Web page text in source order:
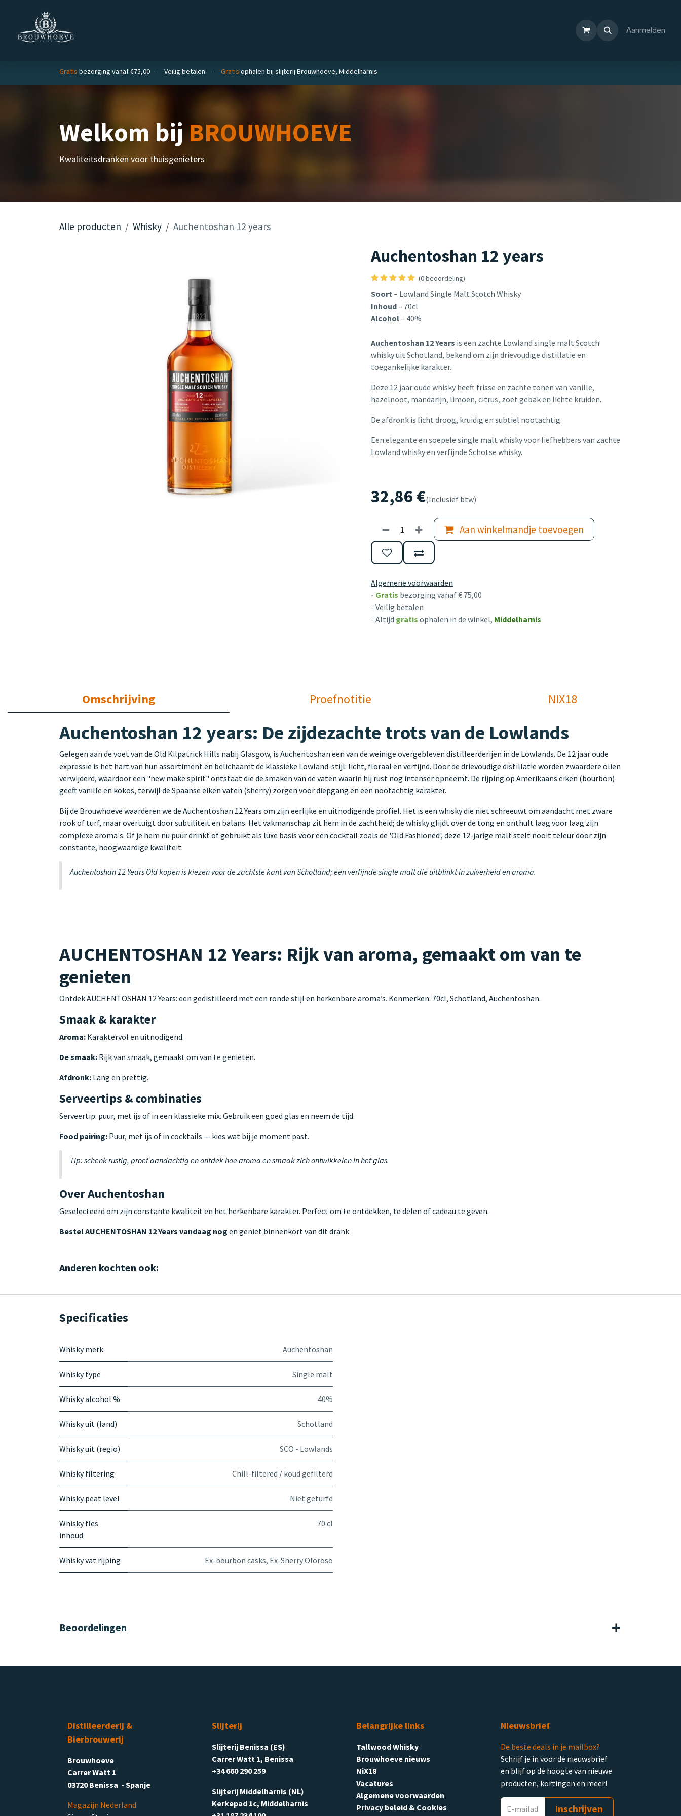
Aanmelden
Gratis bezorging vanaf €75,00 - Veilig betalen - Gratis ophalen bij slijterij Brouwhoeve, Middelharnis
Welkom bijBROUWHOEVE
Kwaliteitsdranken voor thuisgenieters
Alle producten Whisky Auchentoshan 12 years
Auchentoshan 12 years
(0 beoordeling)
Soort– Lowland Single Malt Scotch Whisky
Inhoud– 70cl
Alcohol– 40%
Auchentoshan 12 Years is een zachte Lowland single malt Scotch
whisky uit Schotland, bekend om zijn drievoudige distillatie en
toegankelijke karakter.
Deze 12 jaar oude whisky heeft frisse en zachte tonen van vanille,
hazelnoot, mandarijn, limoen, citrus, zoet gebak en lichte kruiden.
De afdronk is licht droog, kruidig en subtiel nootachtig.
Een elegante en soepele single malt whisky voor liefhebbers van zachte
Lowland whisky en verfijnde Schotse whisky.
32,86 €(Inclusief btw)
Aan winkelmandje toevoegen
Algemene voorwaarden
- Gratis bezorging vanaf € 75,00
- Veilig betalen
- Altijd gratis ophalen in de winkel, Middelharnis
Omschrijving Proefnotitie NIX18
Auchentoshan 12 years: De zijdezachte trots van de Lowlands
Gelegen aan de voet van de Old Kilpatrick Hills nabij Glasgow, is Auchentoshan een van de weinige overgebleven distilleerderijen in de Lowlands. De 12 jaar oude
expressie is het hart van hun assortiment en belichaamt de klassieke Lowland-stijl: licht, floraal en verfijnd. Door de drievoudige distillatie worden zwaardere oliën
verwijderd, waardoor een "new make spirit" ontstaat die de smaken van de vaten waarin hij rust nog intenser opneemt. De rijping op Amerikaans eiken (bourbon)
geeft vanille en kokos, terwijl de Spaanse eiken vaten (sherry) zorgen voor diepgang en een nootachtig karakter.
Bij de Brouwhoeve waarderen we de Auchentoshan 12 Years om zijn eerlijke en uitnodigende profiel. Het is een whisky die niet schreeuwt om aandacht met zware
rook of turf, maar overtuigt door subtiliteit en balans. Het vakmanschap zit hem in de zachtheid; de whisky glijdt over de tong en onthult laag voor laag zijn
complexe aroma's. Of je hem nu puur drinkt of gebruikt als luxe basis voor een cocktail zoals de 'Old Fashioned', deze 12-jarige malt stelt nooit teleur door zijn
constante, hoogwaardige kwaliteit.
Auchentoshan 12 Years Old kopen is kiezen voor de zachtste kant van Schotland; een verfijnde single malt die uitblinkt in zuiverheid en aroma.
AUCHENTOSHAN 12 Years: Rijk van aroma, gemaakt om van te
genieten
Ontdek AUCHENTOSHAN 12 Years: een gedistilleerd met een ronde stijl en herkenbare aroma’s. Kenmerken: 70cl, Schotland, Auchentoshan.
Smaak & karakter
Aroma: Karaktervol en uitnodigend.
De smaak: Rijk van smaak, gemaakt om van te genieten.
Afdronk: Lang en prettig.
Serveertips & combinaties
Serveertip: puur, met ijs of in een klassieke mix. Gebruik een goed glas en neem de tijd.
Food pairing: Puur, met ijs of in cocktails — kies wat bij je moment past.
Tip: schenk rustig, proef aandachtig en ontdek hoe aroma en smaak zich ontwikkelen in het glas.
Over Auchentoshan
Geselecteerd om zijn constante kwaliteit en het herkenbare karakter. Perfect om te ontdekken, te delen of cadeau te geven.
Bestel AUCHENTOSHAN 12 Years vandaag nog en geniet binnenkort van dit drank.
Anderen kochten ook:
Specificaties
Whisky merk Auchentoshan
Whisky type Single malt
Whisky alcohol % 40%
Whisky uit (land) Schotland
Whisky uit (regio) SCO - Lowlands
Whisky filtering Chill-filtered / koud gefilterd
Whisky peat level Niet geturfd
Whisky fles
inhoud
70 cl
Whisky vat rijping Ex-bourbon casks, Ex-Sherry Oloroso
Beoordelingen
Distilleerderij &
Bierbrouwerij
Brouwhoeve
Carrer Watt 1
03720 Benissa - Spanje
Magazijn Nederland
Slijterij
Slijterij Benissa (ES)
Carrer Watt 1, Benissa
+34 660 290 259
Slijterij Middelharnis (NL)
Kerkepad 1c, Middelharnis
Belangrijke links
Tallwood Whisky
Brouwhoeve nieuws
NiX18
Vacatures
Algemene voorwaarden
Privacy beleid & Cookies
Nieuwsbrief
De beste deals in je mailbox?
Schrijf je in voor de nieuwsbrief
en blijf op de hoogte van nieuwe
producten, kortingen en meer!
Inschrijven